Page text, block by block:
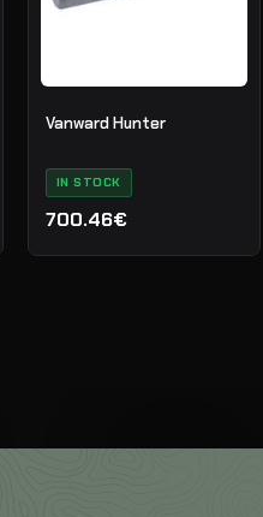
Vanward Hunter
IN STOCK
700.46€